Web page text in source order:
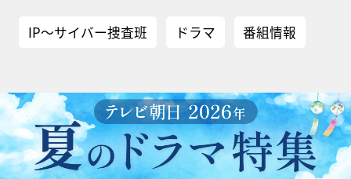
IP～サイバー捜査班 ドラマ 番組情報